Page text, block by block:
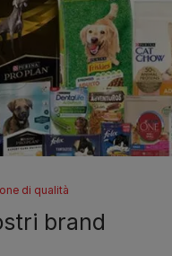
di qualità
brand